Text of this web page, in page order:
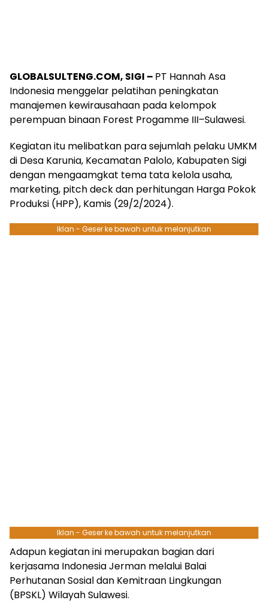
GLOBALSULTENG.COM, SIGI – PT Hannah Asa
Indonesia menggelar pelatihan peningkatan
manajemen kewirausahaan pada kelompok
perempuan binaan Forest Progamme III–Sulawesi.
Kegiatan itu melibatkan para sejumlah pelaku UMKM
di Desa Karunia, Kecamatan Palolo, Kabupaten Sigi
dengan mengaamgkat tema tata kelola usaha,
marketing, pitch deck dan perhitungan Harga Pokok
Produksi (HPP), Kamis (29/2/2024).
Iklan - Geser ke bawah untuk melanjutkan
Iklan - Geser ke bawah untuk melanjutkan
Adapun kegiatan ini merupakan bagian dari
kerjasama Indonesia Jerman melalui Balai
Perhutanan Sosial dan Kemitraan Lingkungan
(BPSKL) Wilayah Sulawesi.